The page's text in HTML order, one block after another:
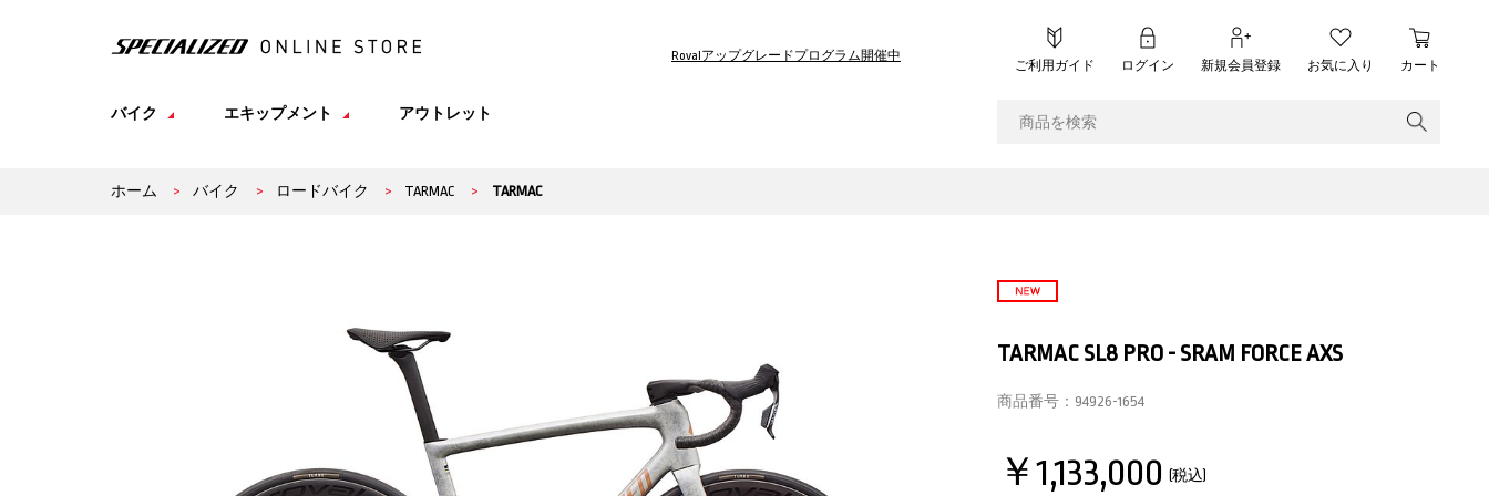
Rovalアップグレードプログラム開催中
ご利用ガイド ログイン 新規会員登録 お気に入り カート
バイク エキップメント アウトレット
ホーム > バイク > ロードバイク > TARMAC > TARMAC
TARMAC SL8 PRO - SRAM FORCE AXS
商品番号： 94926-1654
￥1,133,000 (税込)